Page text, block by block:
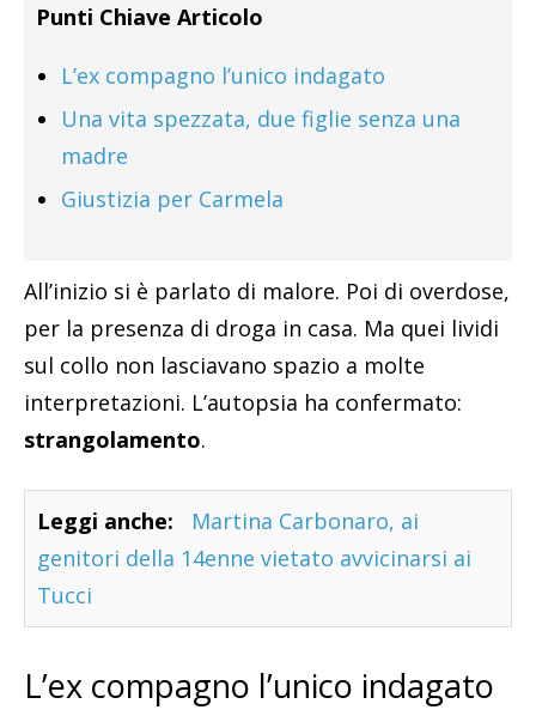
Punti Chiave Articolo
L’ex compagno l’unico indagato
Una vita spezzata, due figlie senza una
madre
Giustizia per Carmela
All’inizio si è parlato di malore. Poi di overdose,
per la presenza di droga in casa. Ma quei lividi
sul collo non lasciavano spazio a molte
interpretazioni. L’autopsia ha confermato:
strangolamento.
Leggi anche:
Martina Carbonaro, ai
genitori della 14enne vietato avvicinarsi ai
Tucci
L’ex compagno l’unico indagato